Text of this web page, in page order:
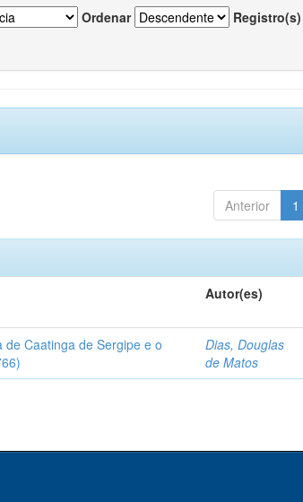
Ordenar Registro(s)
Anterior 1
Autor(es)
Caatinga de Sergipe e o
Dias, Douglas
de Matos